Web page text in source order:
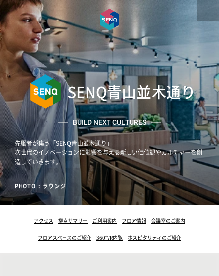
PHOTO : ラウンジ
PHOTO : ラウンジ
PHOTO : ラウンジ
Office
SENQ青山並木通り
BUILD NEXT CULTURES
先駆者が集う「SENQ青山並木通り」
次世代のイノベーションに影響を与える新しい価値観やカルチャーを創
造していきます。
アクセス 拠点サマリー ご利用案内 フロア情報 会議室のご案内
フロアスペースのご紹介 360°VR内覧 ホスピタリティのご紹介